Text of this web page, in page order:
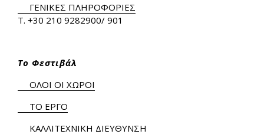
ΓΕΝΙΚΕΣ ΠΛΗΡΟΦΟΡΙΕΣ
Τ. +30 210 9282900/ 901
Το Φεστιβάλ
ΟΛΟΙ ΟΙ ΧΩΡΟΙ
ΤΟ ΕΡΓΟ
ΚΑΛΛΙΤΕΧΝΙΚΗ ΔΙΕΥΘΥΝΣΗ